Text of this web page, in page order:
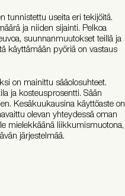
tunnistettu useita eri tekijöitä.
ja niiden sijainti. Pelkoa
suunnanmuutokset teillä ja
käyttämään pyöriä on vastaus
on mainittu sääolosuhteet.
ja kosteusprosentti. Sään
Kesäkuukausina käyttöaste on
olevan yhteydessä oman
mielekkäänä liikkumismuotona,
järjestelmää.